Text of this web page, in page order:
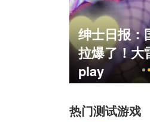
绅士日报：
拉爆了！大
play
热门测试游戏